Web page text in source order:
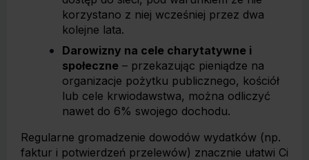
korzystano z niej wcześniej przez dwa
kolejne lata.
Darowizny na cele charytatywne i
społeczne – przekazując pieniądze na
organizacje pożytku publicznego, kościół
lub cele krwiodawstwa, można odliczyć
nawet do 6% swojego dochodu.
Regularne gromadzenie dowodów wydatków (np.
faktur i potwierdzeń przelewów) znacznie ułatwi Ci